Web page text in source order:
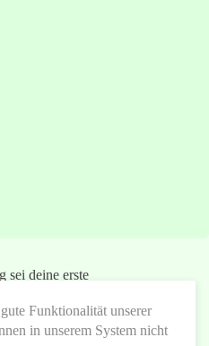
sei deine erste
(460 - 370)
Funktionalität unserer
in unserem System nicht